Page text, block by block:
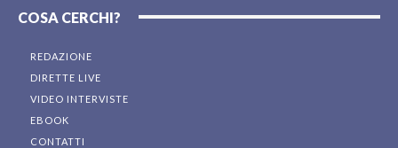
COSA CERCHI?
REDAZIONE
DIRETTE LIVE
VIDEO INTERVISTE
EBOOK
CONTATTI